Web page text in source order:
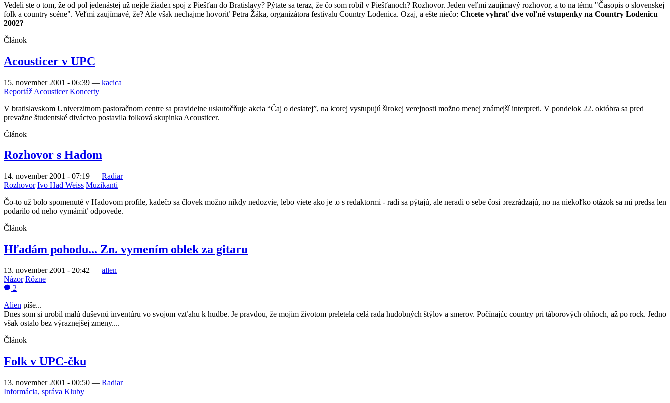
Vedeli ste o tom, že od pol jedenástej už nejde žiaden spoj z Piešťan do Bratislavy? Pýtate sa teraz, že čo som robil v Piešťanoch? Rozhovor. Jeden veľmi zaujímavý rozhovor, a to na tému "Časopis o slovenskej
folk a country scéne". Veľmi zaujímavé, že? Ale však nechajme hovoriť Petra Žáka, organizátora festivalu Country Lodenica. Ozaj, a ešte niečo: Chcete vyhrať dve voľné vstupenky na Country Lodenicu
2002?
Článok
Acousticer v UPC
15. november 2001 - 06:39 — kacica
Reportáž Acousticer Koncerty
V bratislavskom Univerzitnom pastoračnom centre sa pravidelne uskutočňuje akcia “Čaj o desiatej”, na ktorej vystupujú širokej verejnosti možno menej známejší interpreti. V pondelok 22. októbra sa pred
prevažne študentské diváctvo postavila folková skupinka Acousticer.
Článok
Rozhovor s Hadom
14. november 2001 - 07:19 — Radiar
Rozhovor Ivo Had Weiss Muzikanti
Čo-to už bolo spomenuté v Hadovom profile, kadečo sa človek možno nikdy nedozvie, lebo viete ako je to s redaktormi - radi sa pýtajú, ale neradi o sebe čosi prezrádzajú, no na niekoľko otázok sa mi predsa len
podarilo od neho vymámiť odpovede.
Článok
Hľadám pohodu... Zn. vymením oblek za gitaru
13. november 2001 - 20:42 — alien
Názor Rôzne
2
Alien píše...
Dnes som si urobil malú duševnú inventúru vo svojom vzťahu k hudbe. Je pravdou, že mojim životom preletela celá rada hudobných štýlov a smerov. Počínajúc country pri táborových ohňoch, až po rock. Jedno
však ostalo bez výraznejšej zmeny....
Článok
Folk v UPC-čku
13. november 2001 - 00:50 — Radiar
Informácia, správa Kluby